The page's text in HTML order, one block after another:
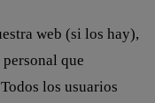
web (si los hay),
que
los usuarios